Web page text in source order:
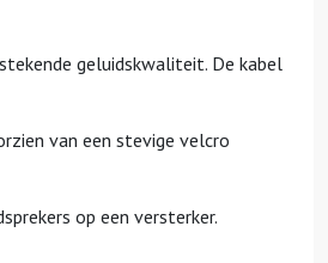
geluidskwaliteit. De kabel
van een stevige velcro
op een versterker.